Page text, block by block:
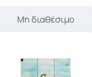
Μη διαθέσιμο